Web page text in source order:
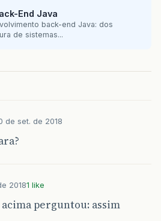
End Java
back-end Java: dos
de sistemas...
de set. de 2018
20181 like
acima perguntou: assim